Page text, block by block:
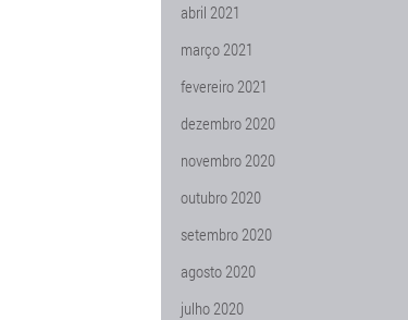
abril 2021
março 2021
fevereiro 2021
dezembro 2020
novembro 2020
outubro 2020
setembro 2020
agosto 2020
julho 2020